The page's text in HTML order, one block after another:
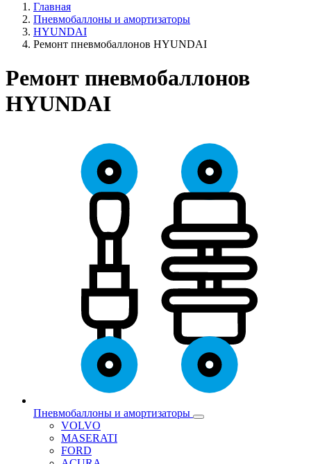
Главная
Пневмобаллоны и амортизаторы
HYUNDAI
Ремонт пневмобаллонов HYUNDAI
Ремонт пневмобаллонов
HYUNDAI
Пневмобаллоны и амортизаторы
VOLVO
MASERATI
FORD